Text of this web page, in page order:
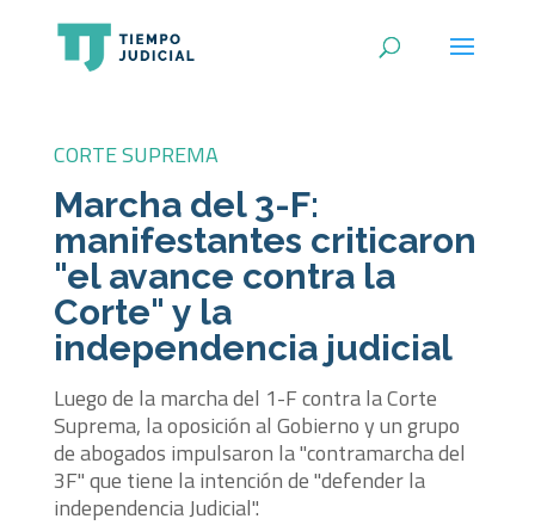
CORTE SUPREMA
Marcha del 3-F:
manifestantes criticaron
"el avance contra la
Corte" y la
independencia judicial
Luego de la marcha del 1-F contra la Corte
Suprema, la oposición al Gobierno y un grupo
de abogados impulsaron la "contramarcha del
3F" que tiene la intención de "defender la
independencia Judicial".